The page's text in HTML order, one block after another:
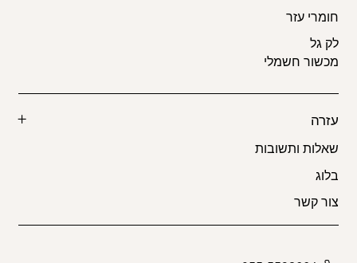
חומרי עזר
לק גל
מכשור חשמלי
עזרה
שאלות ותשובות
בלוג
צור קשר